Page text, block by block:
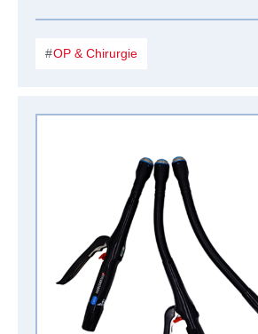
OP & Chirurgie